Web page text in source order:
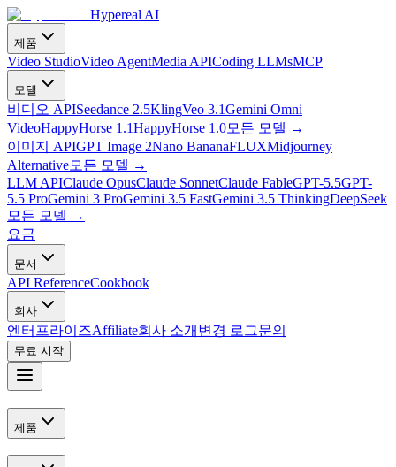
Hypereal AI
제품
Video StudioVideo AgentMedia APICoding LLMsMCP
모델
비디오 APISeedance 2.5KlingVeo 3.1Gemini Omni
VideoHappyHorse 1.1HappyHorse 1.0모든 모델 →
이미지 APIGPT Image 2Nano BananaFLUXMidjourney
Alternative모든 모델 →
LLM APIClaude OpusClaude SonnetClaude FableGPT-5.5GPT-
5.5 ProGemini 3 ProGemini 3.5 FastGemini 3.5 ThinkingDeepSeek
모든 모델 →
요금
문서
API ReferenceCookbook
회사
엔터프라이즈Affiliate회사 소개 변경 로그문의
무료 시작
제품